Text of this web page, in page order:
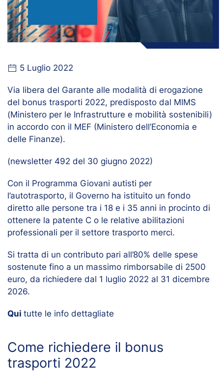
5 Luglio 2022
Via libera del Garante alle modalità di erogazione
del bonus trasporti 2022, predisposto dal MIMS
(Ministero per le Infrastrutture e mobilità sostenibili)
in accordo con il MEF (Ministero dell’Economia e
delle Finanze).
(newsletter 492 del 30 giugno 2022)
Con il Programma Giovani autisti per
l’autotrasporto, il Governo ha istituito un fondo
diretto alle persone tra i 18 e i 35 anni in procinto di
ottenere la patente C o le relative abilitazioni
professionali per il settore trasporto merci.
Si tratta di un contributo pari all’80% delle spese
sostenute fino a un massimo rimborsabile di 2500
euro, da richiedere dal 1 luglio 2022 al 31 dicembre
2026.
Qui tutte le info dettagliate
Come richiedere il bonus
trasporti 2022